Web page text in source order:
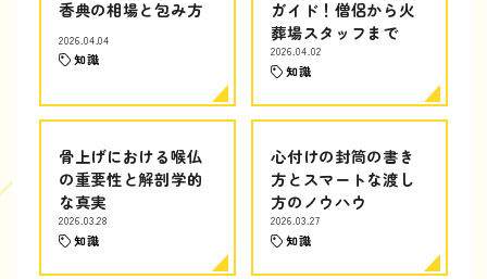
香典の相場と包み方
2026.04.04
知識
ガイド！僧侶から火
葬場スタッフまで
2026.04.02
知識
骨上げにおける喉仏
の重要性と解剖学的
な真実
2026.03.28
知識
心付けの封筒の書き
方とスマートな渡し
方のノウハウ
2026.03.27
知識